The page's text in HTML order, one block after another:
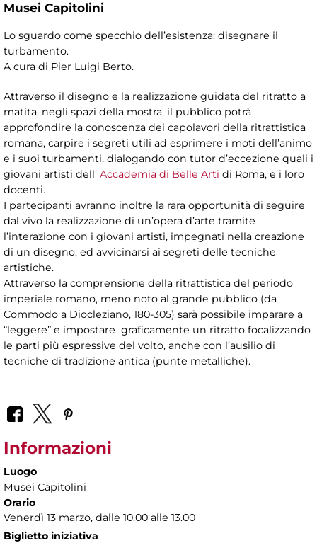
Musei Capitolini
Lo sguardo come specchio dell’esistenza: disegnare il
turbamento.
A cura di Pier Luigi Berto.
Attraverso il disegno e la realizzazione guidata del ritratto a
matita, negli spazi della mostra, il pubblico potrà
approfondire la conoscenza dei capolavori della ritrattistica
romana, carpire i segreti utili ad esprimere i moti dell’animo
e i suoi turbamenti, dialogando con tutor d’eccezione quali i
giovani artisti dell’ Accademia di Belle Arti di Roma, e i loro
docenti.
I partecipanti avranno inoltre la rara opportunità di seguire
dal vivo la realizzazione di un’opera d’arte tramite
l’interazione con i giovani artisti, impegnati nella creazione
di un disegno, ed avvicinarsi ai segreti delle tecniche
artistiche.
Attraverso la comprensione della ritrattistica del periodo
imperiale romano, meno noto al grande pubblico (da
Commodo a Diocleziano, 180-305) sarà possibile imparare a
“leggere” e impostare graficamente un ritratto focalizzando
le parti più espressive del volto, anche con l’ausilio di
tecniche di tradizione antica (punte metalliche).
Informazioni
Luogo
Musei Capitolini
Orario
Venerdì 13 marzo, dalle 10.00 alle 13.00
Biglietto iniziativa